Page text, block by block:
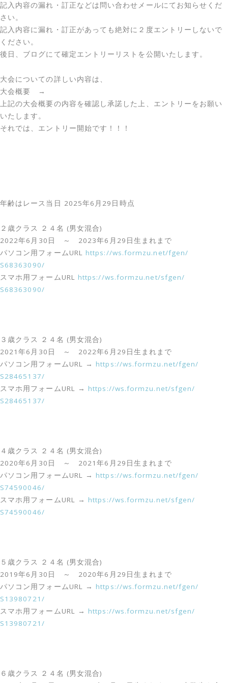
記入内容の漏れ・訂正などは問い合わせメールにてお知らせくだ
さい。
記入内容に漏れ・訂正があっても絶対に２度エントリーしないで
ください。
後日、ブログにて確定エントリーリストを公開いたします。
大会についての詳しい内容は、
大会概要 →
上記の大会概要の内容を確認し承諾した上、エントリーをお願い
いたします。
それでは、エントリー開始です！！！
年齢はレース当日 2025年6月29日時点
２歳クラス ２４名 (男女混合)
2022年6月30日 ～ 2023年6月29日生まれまで
パソコン用フォームURL https://ws.formzu.net/fgen/
S68363090/
スマホ用フォームURL https://ws.formzu.net/sfgen/
S68363090/
３歳クラス ２４名 (男女混合)
2021年6月30日 ～ 2022年6月29日生まれまで
パソコン用フォームURL → https://ws.formzu.net/fgen/
S28465137/
スマホ用フォームURL → https://ws.formzu.net/sfgen/
S28465137/
４歳クラス ２４名 (男女混合)
2020年6月30日 ～ 2021年6月29日生まれまで
パソコン用フォームURL → https://ws.formzu.net/fgen/
S74590046/
スマホ用フォームURL → https://ws.formzu.net/sfgen/
S74590046/
５歳クラス ２４名 (男女混合)
2019年6月30日 ～ 2020年6月29日生まれまで
パソコン用フォームURL → https://ws.formzu.net/fgen/
S13980721/
スマホ用フォームURL → https://ws.formzu.net/sfgen/
S13980721/
６歳クラス ２４名 (男女混合)